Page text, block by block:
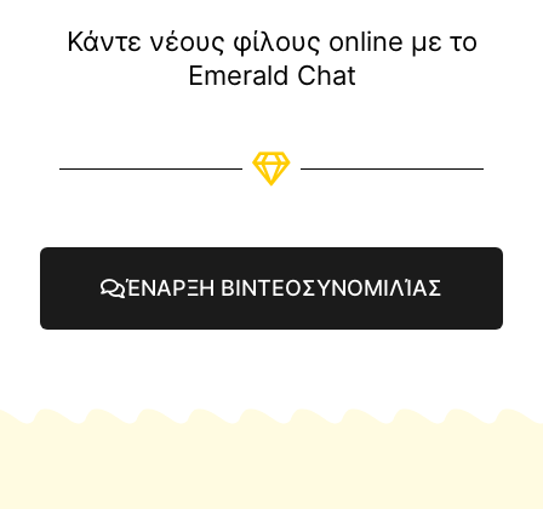
Κάντε νέους φίλους online με το
Emerald Chat
ΈΝΑΡΞΗ ΒΙΝΤΕΟΣΥΝΟΜΙΛΊΑΣ